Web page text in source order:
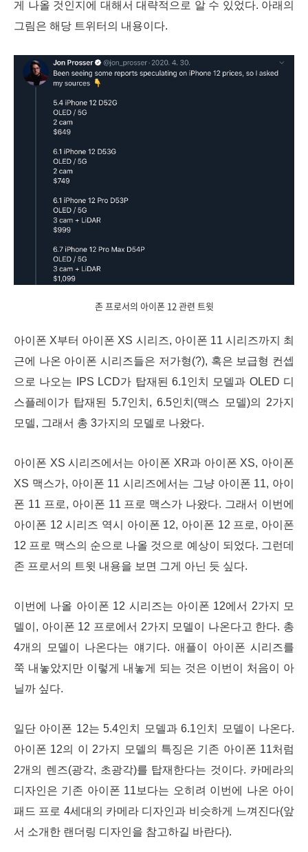
게 나올 것인지에 대해서 대략적으로 알 수 있었다. 아래의
그림은 해당 트위터의 내용이다.
존 프로서의 아이폰 12 관련 트윗
아이폰 X부터 아이폰 XS 시리즈, 아이폰 11 시리즈까지 최
근에 나온 아이폰 시리즈들은 저가형(?), 혹은 보급형 컨셉
으로 나오는 IPS LCD가 탑재된 6.1인치 모델과 OLED 디
스플레이가 탑재된 5.7인치, 6.5인치(맥스 모델)의 2가지
모델, 그래서 총 3가지의 모델로 나왔다.
아이폰 XS 시리즈에서는 아이폰 XR과 아이폰 XS, 아이폰
XS 맥스가, 아이폰 11 시리즈에서는 그냥 아이폰 11, 아이
폰 11 프로, 아이폰 11 프로 맥스가 나왔다. 그래서 이번에
아이폰 12 시리즈 역시 아이폰 12, 아이폰 12 프로, 아이폰
12 프로 맥스의 순으로 나올 것으로 예상이 되었다. 그런데
존 프로서의 트윗 내용을 보면 그게 아닌 듯 싶다.
이번에 나올 아이폰 12 시리즈는 아이폰 12에서 2가지 모
델이, 아이폰 12 프로에서 2가지 모델이 나온다고 한다. 총
4개의 모델이 나온다는 얘기다. 애플이 아이폰 시리즈를
쭉 내놓았지만 이렇게 내놓게 되는 것은 이번이 처음이 아
닐까 싶다.
일단 아이폰 12는 5.4인치 모델과 6.1인치 모델이 나온다.
아이폰 12의 이 2가지 모델의 특징은 기존 아이폰 11처럼
2개의 렌즈(광각, 초광각)를 탑재한다는 것이다. 카메라의
디자인은 기존 아이폰 11보다는 오히려 이번에 나온 아이
패드 프로 4세대의 카메라 디자인과 비슷하게 느껴진다(앞
서 소개한 랜더링 디자인을 참고하길 바란다).